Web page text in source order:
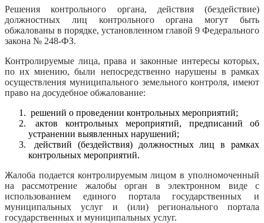
Решения контрольного органа, действия (бездействие)
должностных лиц контрольного органа могут быть
обжалованы в порядке, установленном главой 9 Федерального
закона № 248-ФЗ.
Контролируемые лица, права и законные интересы которых,
по их мнению, были непосредственно нарушены в рамках
осуществления муниципального земельного контроля, имеют
право на досудебное обжалование:
решений о проведении контрольных мероприятий;
актов контрольных мероприятий, предписаний об
устранении выявленных нарушений;
действий (бездействия) должностных лиц в рамках
контрольных мероприятий.
Жалоба подается контролируемым лицом в уполномоченный
на рассмотрение жалобы орган в электронном виде с
использованием единого портала государственных и
муниципальных услуг и (или) регионального портала
государственных и муниципальных услуг.